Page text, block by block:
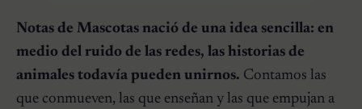
Notas de Mascotas nació de una idea sencilla: en
medio del ruido de las redes, las historias de
animales todavía pueden unirnos. Contamos las
que conmueven, las que enseñan y las que empujan a